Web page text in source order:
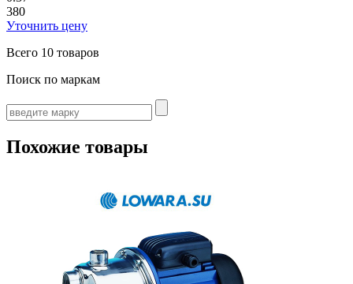
380
Уточнить цену
Всего 10 товаров
Поиск по маркам
Похожие товары